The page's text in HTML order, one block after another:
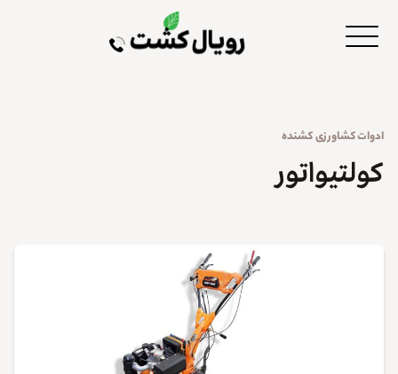
ادوات کشاورزیکشنده
کولتیواتور